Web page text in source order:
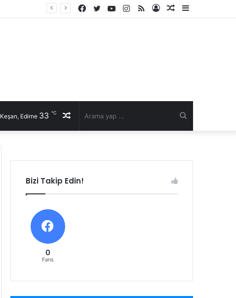
Kenar
Rastgele
Kayıt
RSS
Instagram
YouTube
Twitter
Facebook
Rastgele
Keşan, Edirne 33 ℃
Bizi Takip Edin!
0
Fans